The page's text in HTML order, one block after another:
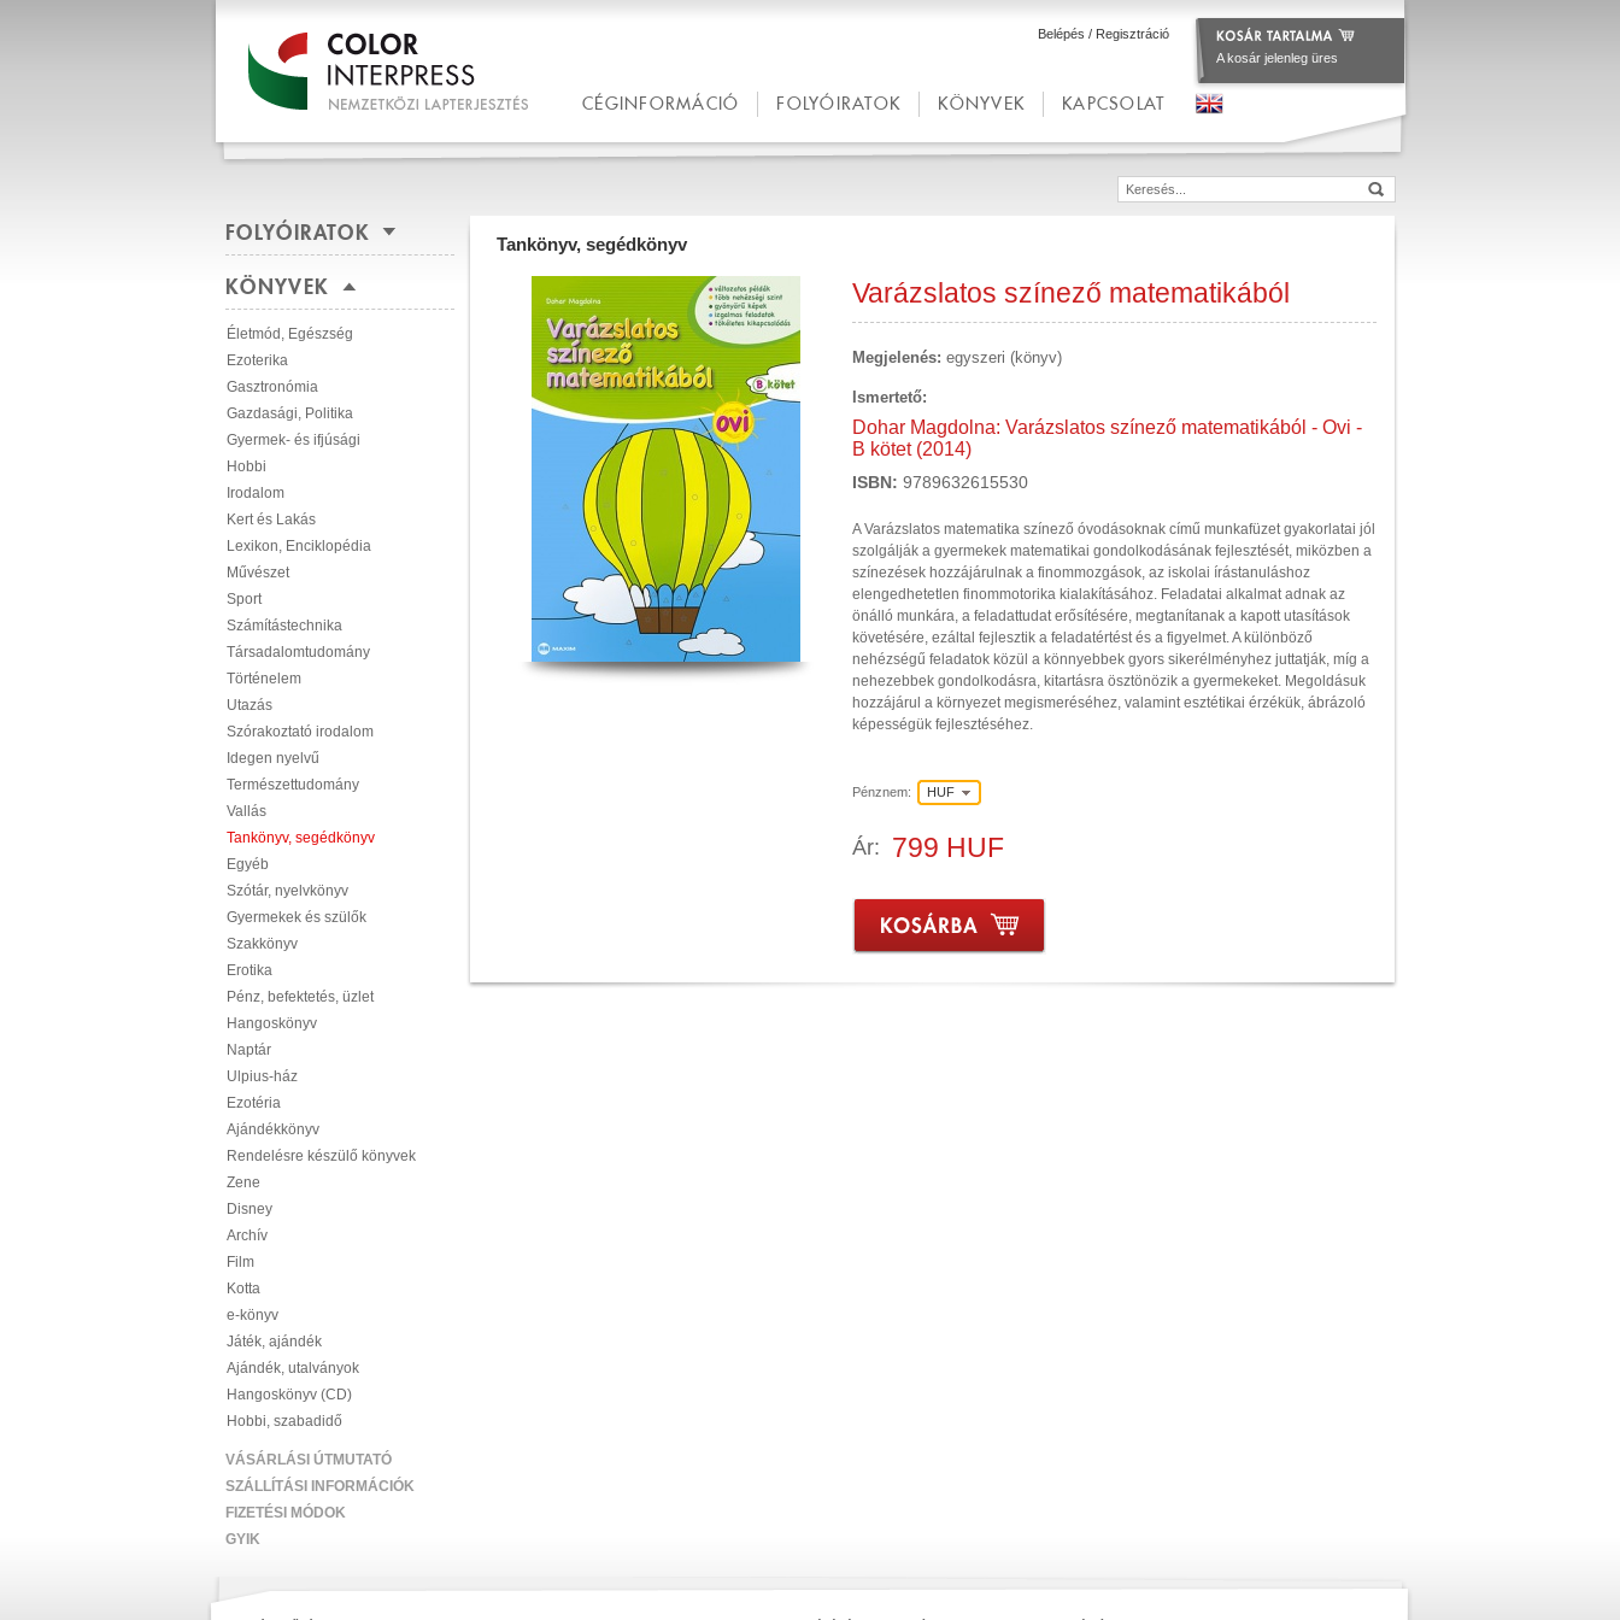
Belépés / Regisztráció
A kosár jelenleg üres
CÉGINFORMÁCIÓ FOLYÓIRATOK KÖNYVEK KAPCSOLAT
FOLYÓIRATOK
KÖNYVEK
Életmód, Egészség
Ezoterika
Gasztronómia
Gazdasági, Politika
Gyermek- és ifjúsági
Hobbi
Irodalom
Kert és Lakás
Lexikon, Enciklopédia
Művészet
Sport
Számítástechnika
Társadalomtudomány
Történelem
Utazás
Szórakoztató irodalom
Idegen nyelvű
Természettudomány
Vallás
Tankönyv, segédkönyv
Egyéb
Szótár, nyelvkönyv
Gyermekek és szülők
Szakkönyv
Erotika
Pénz, befektetés, üzlet
Hangoskönyv
Naptár
Ulpius-ház
Ezotéria
Ajándékkönyv
Rendelésre készülő könyvek
Zene
Disney
Archív
Film
Kotta
e-könyv
Játék, ajándék
Ajándék, utalványok
Hangoskönyv (CD)
Hobbi, szabadidő
VÁSÁRLÁSI ÚTMUTATÓ
SZÁLLÍTÁSI INFORMÁCIÓK
FIZETÉSI MÓDOK
GYIK
Tankönyv, segédkönyv
Varázslatos színező matematikából
Megjelenés: egyszeri (könyv)
Ismertető:
Dohar Magdolna: Varázslatos színező matematikából - Ovi -
B kötet (2014)
ISBN: 9789632615530
A Varázslatos matematika színező óvodásoknak című munkafüzet gyakorlatai jól
szolgálják a gyermekek matematikai gondolkodásának fejlesztését, miközben a
színezések hozzájárulnak a finommozgások, az iskolai írástanuláshoz
elengedhetetlen finommotorika kialakításához. Feladatai alkalmat adnak az
önálló munkára, a feladattudat erősítésére, megtanítanak a kapott utasítások
követésére, ezáltal fejlesztik a feladatértést és a figyelmet. A különböző
nehézségű feladatok közül a könnyebbek gyors sikerélményhez juttatják, míg a
nehezebbek gondolkodásra, kitartásra ösztönözik a gyermekeket. Megoldásuk
hozzájárul a környezet megismeréséhez, valamint esztétikai érzékük, ábrázoló
képességük fejlesztéséhez.
Pénznem: HUF
Ár: 799 HUF